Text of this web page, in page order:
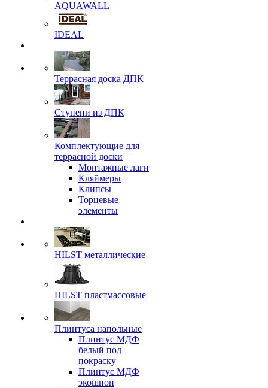
AQUAWALL
IDEAL
Террасная доска ДПК
Ступени из ДПК
Комплектующие для
террасной доски
Монтажные лаги
Кляймеры
Клипсы
Торцевые
элементы
HILST металлические
HILST пластмассовые
Плинтуса напольные
Плинтус МДФ
белый под
покраску
Плинтус МДФ
экошпон